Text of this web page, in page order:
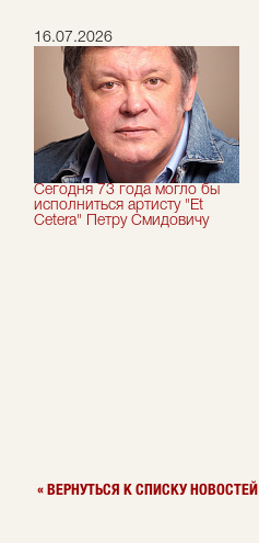
16.07.2026
Сегодня 73 года могло бы
исполниться артисту "Et
Cetera" Петру Смидовичу
« ВЕРНУТЬСЯ К СПИСКУ НОВОСТЕЙ